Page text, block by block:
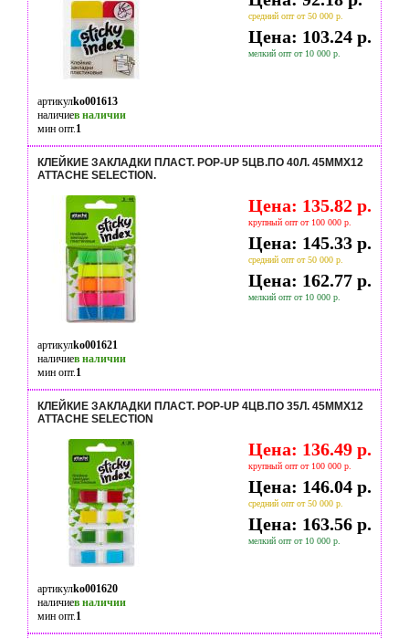
средний опт от 50 000 р.
Цена: 103.24 р.
мелкий опт от 10 000 р.
артикулko001613
наличиев наличии
мин опт.1
КЛЕЙКИЕ ЗАКЛАДКИ ПЛАСТ. POP-UP 5ЦВ.ПО 40Л. 45ММХ12
ATTACHE SELECTION.
Цена: 135.82 р.
крупный опт от 100 000 р.
Цена: 145.33 р.
средний опт от 50 000 р.
Цена: 162.77 р.
мелкий опт от 10 000 р.
артикулko001621
наличиев наличии
мин опт.1
КЛЕЙКИЕ ЗАКЛАДКИ ПЛАСТ. POP-UP 4ЦВ.ПО 35Л. 45ММХ12
ATTACHE SELECTION
Цена: 136.49 р.
крупный опт от 100 000 р.
Цена: 146.04 р.
средний опт от 50 000 р.
Цена: 163.56 р.
мелкий опт от 10 000 р.
артикулko001620
наличиев наличии
мин опт.1